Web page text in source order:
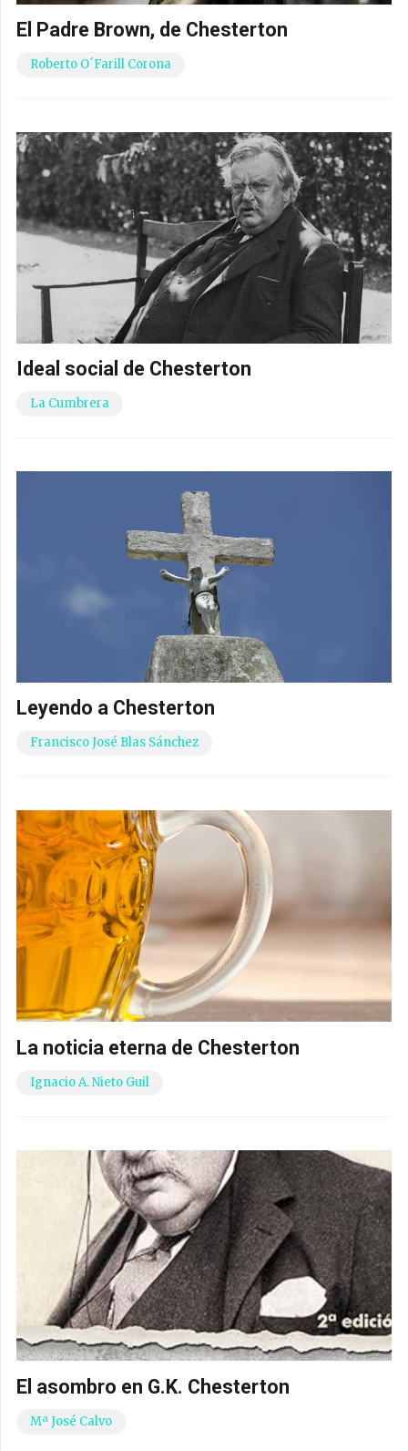
El Padre Brown, de Chesterton
Roberto O´Farill Corona
Ideal social de Chesterton
La Cumbrera
Leyendo a Chesterton
Francisco José Blas Sánchez
La noticia eterna de Chesterton
Ignacio A. Nieto Guil
El asombro en G.K. Chesterton
Mª José Calvo